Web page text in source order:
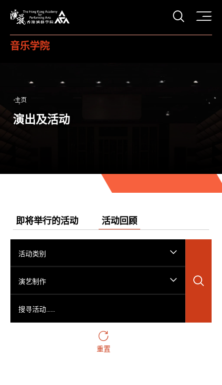
打开
音乐学院
主页
演出及活动
即将举行的活动 活动回顾
活动类别
演艺制作
重置